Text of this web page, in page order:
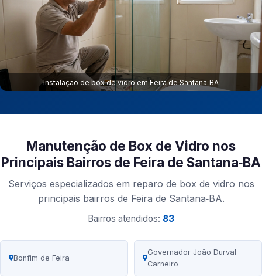
Instalação de box de vidro em Feira de Santana‑BA
Manutenção de Box de Vidro nos
Principais Bairros de Feira de Santana‑BA
Serviços especializados em reparo de box de vidro nos
principais bairros de Feira de Santana‑BA.
Bairros atendidos: 83
Bonfim de Feira
Governador João Durval
Carneiro